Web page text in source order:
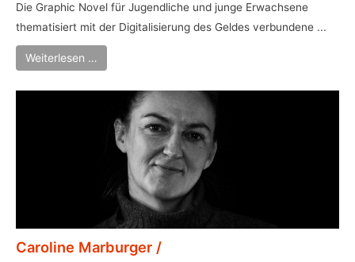
Die Graphic Novel für Jugendliche und junge Erwachsene
thematisiert mit der Digitalisierung des Geldes verbundene ...
Weiterlesen …
Caroline Marburger /